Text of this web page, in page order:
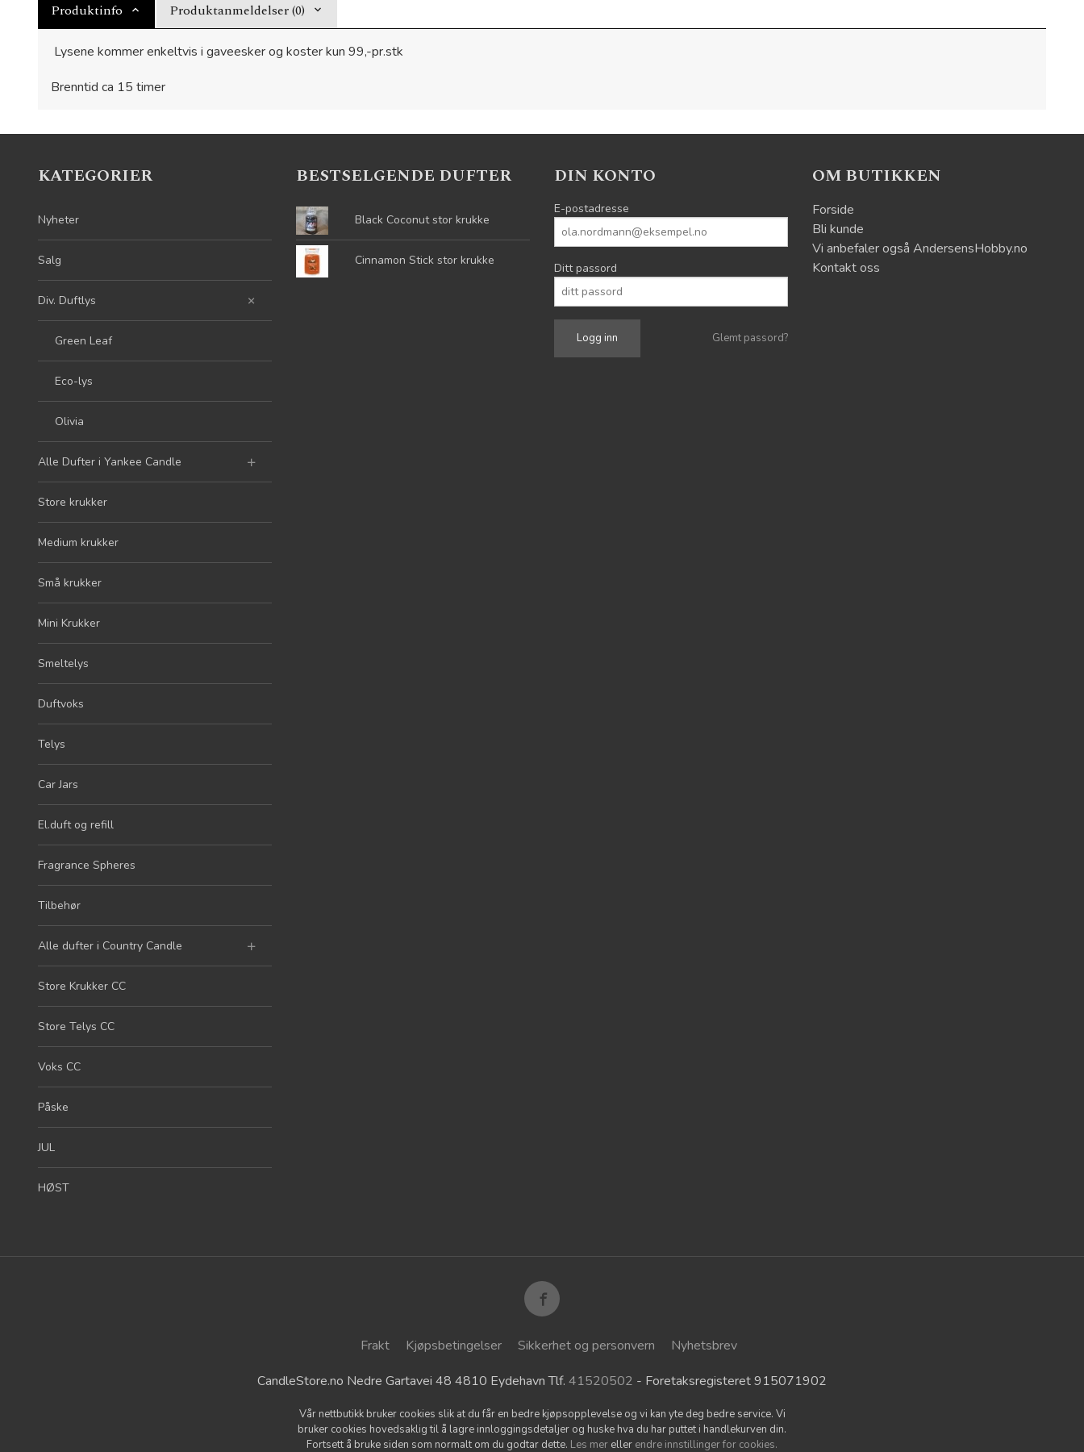
Produktinfo Produktanmeldelser (0)
Lysene kommer enkeltvis i gaveesker og koster kun 99,-pr.stk
Brenntid ca 15 timer
KATEGORIER
Nyheter
Salg
Div. Duftlys
Green Leaf
Eco-lys
Olivia
Alle Dufter i Yankee Candle
Store krukker
Medium krukker
Små krukker
Mini Krukker
Smeltelys
Duftvoks
Telys
Car Jars
El.duft og refill
Fragrance Spheres
Tilbehør
Alle dufter i Country Candle
Store Krukker CC
Store Telys CC
Voks CC
Påske
JUL
HØST
BESTSELGENDE DUFTER
Black Coconut stor krukke
Cinnamon Stick stor krukke
DIN KONTO
E-postadresse
Ditt passord
Glemt passord?
OM BUTIKKEN
Forside
Bli kunde
Vi anbefaler også AndersensHobby.no
Kontakt oss
Frakt Kjøpsbetingelser Sikkerhet og personvern
Nyhetsbrev
CandleStore.no Nedre Gartavei 48 4810 Eydehavn Tlf. 41520502 - Foretaksregisteret 915071902
Vår nettbutikk bruker cookies slik at du får en bedre kjøpsopplevelse og vi kan yte deg bedre service. Vi
bruker cookies hovedsaklig til å lagre innloggingsdetaljer og huske hva du har puttet i handlekurven din.
Fortsett å bruke siden som normalt om du godtar dette. Les mer eller endre innstillinger for cookies.